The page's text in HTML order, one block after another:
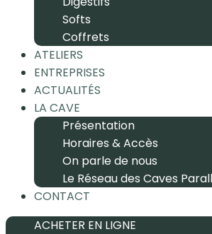
Softs
Coffrets
ATELIERS
ENTREPRISES
ACTUALITÉS
LA CAVE
Présentation
Horaires & Accès
On parle de nous
Le Réseau des Caves
CONTACT
ACHETER EN LIGNE